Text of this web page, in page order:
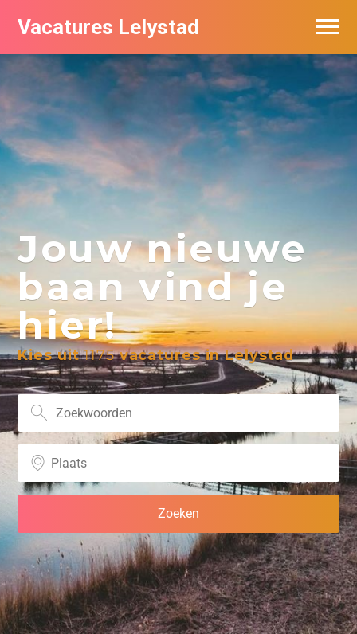
Vacatures Lelystad
Jouw nieuwe
baan vind je
hier!
Kies uit1175vacatures in Lelystad
Vacatures per bedrijf in Lelystad
De populairste vacatures in Lelystad
Nieuwsbrief feed